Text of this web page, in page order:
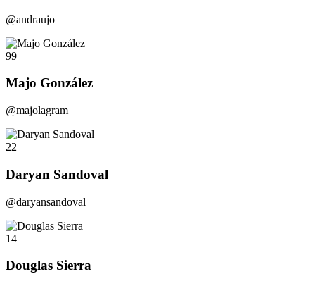
@andraujo
99
Majo González
@majolagram
22
Daryan Sandoval
@daryansandoval
14
Douglas Sierra